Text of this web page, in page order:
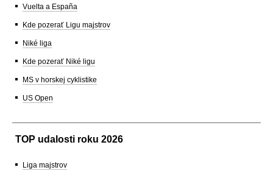
Vuelta a España
Kde pozerať Ligu majstrov
Niké liga
Kde pozerať Niké ligu
MS v horskej cyklistike
US Open
TOP udalosti roku 2026
Liga majstrov